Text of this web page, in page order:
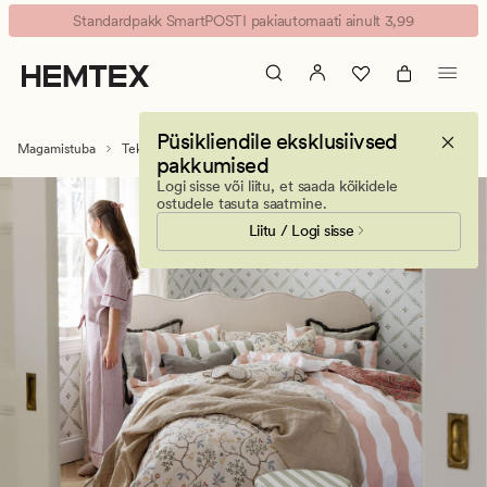
Sule-
ja
udusuletekid
inspiratsioon
Animated
banner.
Press
ESCAPE
pause.
Standardpakk SmartPOSTI pakiautomaati ainult 3,99
Püsikliendile eksklusiivsed
pakkumised
Logi sisse või liitu, et saada kõikidele
ostudele tasuta saatmine.
Liitu / Logi sisse
Magamistuba Tekid Udusule- ja suletekid